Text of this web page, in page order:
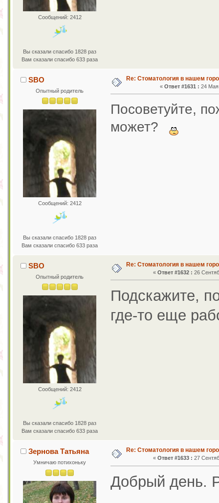
Сообщений: 2412
Вы сказали спасибо 1828 раз
Вам сказали спасибо 633 раза
SBO
Опытный родитель
Сообщений: 2412
Вы сказали спасибо 1828 раз
Вам сказали спасибо 633 раза
Re: Стоматология в нашем
«Ответ #1631 : 24 Мая
Посоветуйте,
может?
SBO
Опытный родитель
Сообщений: 2412
Вы сказали спасибо 1828 раз
Вам сказали спасибо 633 раза
Re: Стоматология в нашем
«Ответ #1632 : 26
Подскажите,
где-то еще
Зернова Татьяна
Умничаю потихоньку
Re: Стоматология в нашем
«Ответ #1633 : 27
Добрый день.